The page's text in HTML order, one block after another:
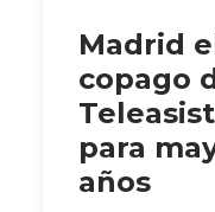
Madrid
copago
para
años